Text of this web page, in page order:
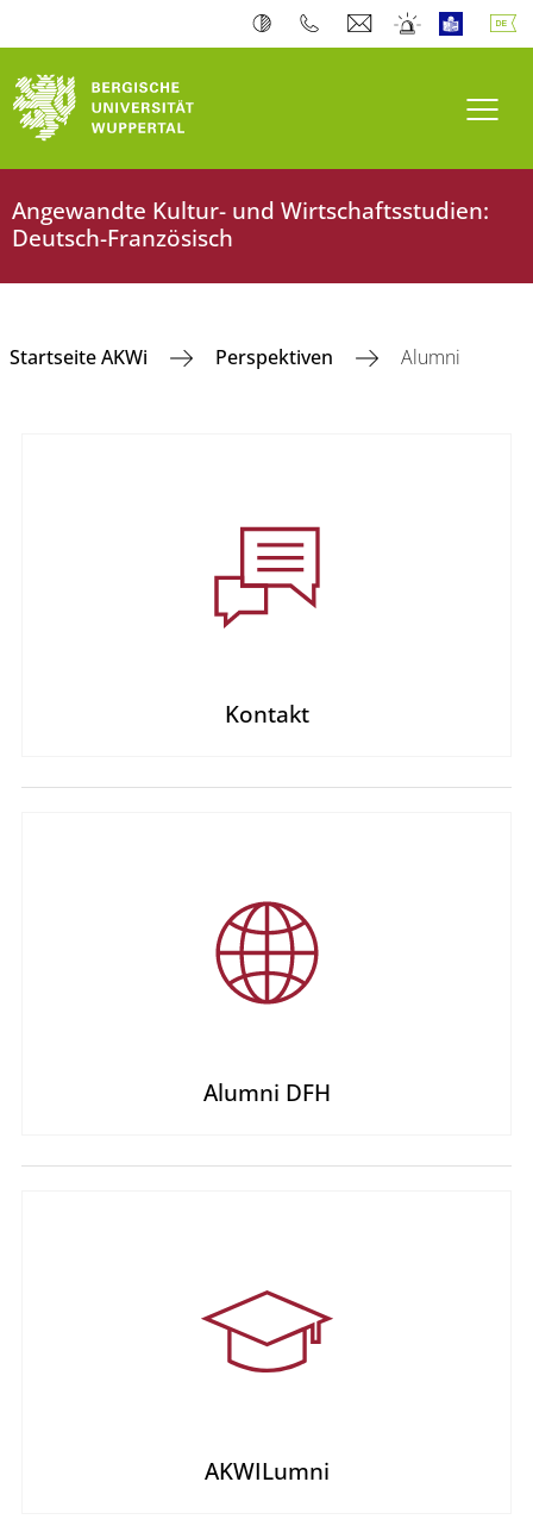
Angewandte Kultur- und Wirtschaftsstudien:
Deutsch-Französisch
Startseite AKWi Perspektiven Alumni
Kontakt
Alumni DFH
AKWILumni